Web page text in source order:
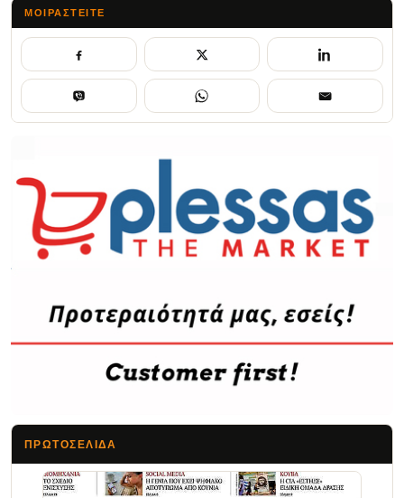
ΜΟΙΡΑΣΤΕΊΤΕ
ΠΡΩΤΟΣΈΛΙΔΑ